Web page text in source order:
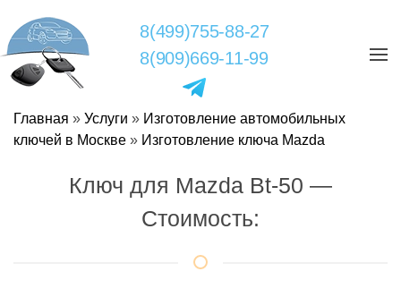
8(499)755-88-27
8(909)669-11-99
Главная » Услуги » Изготовление автомобильных
ключей в Москве » Изготовление ключа Mazda
Ключ для Mazda Bt-50 —
Стоимость: